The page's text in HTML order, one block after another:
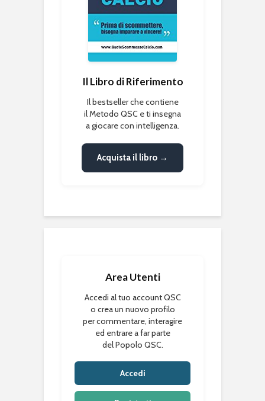
Il Libro di Riferimento
Il bestseller che contiene
il Metodo QSC e ti insegna
a giocare con intelligenza.
Acquista il libro →
Area Utenti
Accedi al tuo account QSC
o crea un nuovo profilo
per commentare, interagire
ed entrare a far parte
del Popolo QSC.
Accedi